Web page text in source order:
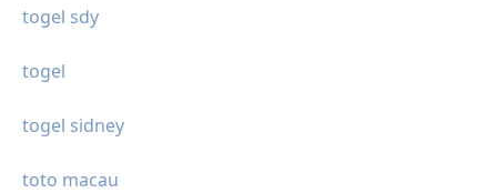
togel sdy
togel
togel sidney
toto macau